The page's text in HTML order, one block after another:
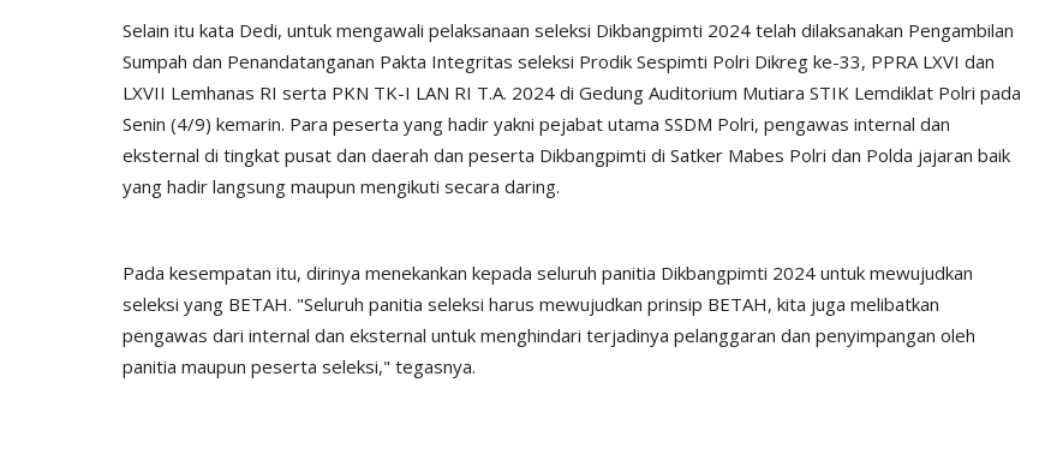
Selain itu kata Dedi, untuk mengawali pelaksanaan seleksi Dikbangpimti 2024 telah dilaksanakan Pengambilan
Sumpah dan Penandatanganan Pakta Integritas seleksi Prodik Sespimti Polri Dikreg ke-33, PPRA LXVI dan
LXVII Lemhanas RI serta PKN TK-I LAN RI T.A. 2024 di Gedung Auditorium Mutiara STIK Lemdiklat Polri pada
Senin (4/9) kemarin. Para peserta yang hadir yakni pejabat utama SSDM Polri, pengawas internal dan
eksternal di tingkat pusat dan daerah dan peserta Dikbangpimti di Satker Mabes Polri dan Polda jajaran baik
yang hadir langsung maupun mengikuti secara daring.
Pada kesempatan itu, dirinya menekankan kepada seluruh panitia Dikbangpimti 2024 untuk mewujudkan
seleksi yang BETAH. "Seluruh panitia seleksi harus mewujudkan prinsip BETAH, kita juga melibatkan
pengawas dari internal dan eksternal untuk menghindari terjadinya pelanggaran dan penyimpangan oleh
panitia maupun peserta seleksi," tegasnya.
ROMA,
Waspada TPPO, Kapolres Lembata :
Jangan Termakan Bujuk...
Humas Polres Lembata 942
Patroli Malam Hari, Sat Lantas Polres
Lembata Berikan Pesan...
823